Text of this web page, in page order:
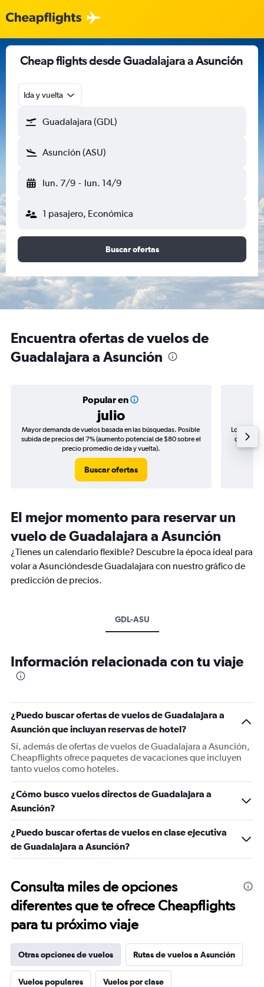
Cheap flights desde Guadalajara a Asunción
Ida y vuelta
Guadalajara (GDL)
Asunción (ASU)
lun. 7/9 - lun. 14/9
1 pasajero, Económica
Buscar ofertas
Encuentra ofertas de vuelos de
Guadalajara a Asunción
Popular en
julio
Mayor demanda de vuelos basada en las búsquedas. Posible
subida de precios del 7% (aumento potencial de $80 sobre el
precio promedio de ida y vuelta).
Buscar ofertas
Los
de
El mejor momento para reservar un
vuelo de Guadalajara a Asunción
¿Tienes un calendario flexible? Descubre la época ideal para
volar a Asuncióndesde Guadalajara con nuestro gráfico de
predicción de precios.
GDL-ASU
Información relacionada con tu viaje
¿Puedo buscar ofertas de vuelos de Guadalajara a
Asunción que incluyan reservas de hotel?
Sí, además de ofertas de vuelos de Guadalajara a Asunción,
Cheapflights ofrece paquetes de vacaciones que incluyen
tanto vuelos como hoteles.
¿Cómo busco vuelos directos de Guadalajara a
Asunción?
¿Puedo buscar ofertas de vuelos en clase ejecutiva
de Guadalajara a Asunción?
Consulta miles de opciones
diferentes que te ofrece Cheapflights
para tu próximo viaje
Otras opciones de vuelos Rutas de vuelos a Asunción
Vuelos populares Vuelos por clase